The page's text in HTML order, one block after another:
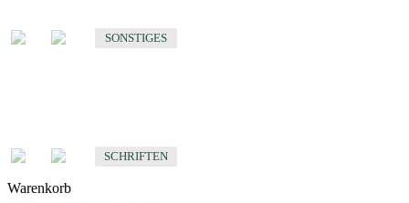
SONSTIGES
SCHRIFTEN
Warenkorb